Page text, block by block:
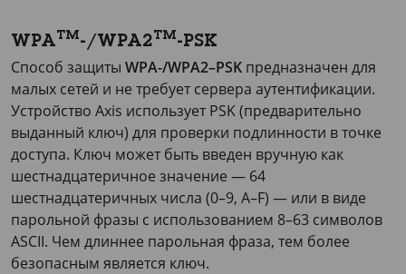
WPATM-/WPA2TM-PSK
Способ защиты WPA-/WPA2–PSK предназначен для
малых сетей и не требует сервера аутентификации.
Устройство Axis использует PSK (предварительно
выданный ключ) для проверки подлинности в точке
доступа. Ключ может быть введен вручную как
шестнадцатеричное значение — 64
шестнадцатеричных числа (0–9, A–F) — или в виде
парольной фразы с использованием 8–63 символов
ASCII. Чем длиннее парольная фраза, тем более
безопасным является ключ.